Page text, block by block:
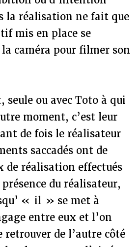
la réalisation ne fait que
mis en place se
la caméra pour filmer son
ou avec Toto à qui
moment, c’est leur
de fois le réalisateur
saccadés ont de
de réalisation effectués
du réalisateur,
« il » se met à
entre eux et l’on
retrouver de l’autre côté